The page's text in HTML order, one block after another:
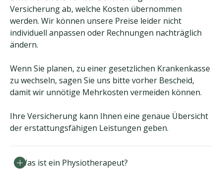
Versicherung ab, welche Kosten übernommen
werden. Wir können unsere Preise leider nicht
individuell anpassen oder Rechnungen nachträglich
ändern.
Wenn Sie planen, zu einer gesetzlichen Krankenkasse
zu wechseln, sagen Sie uns bitte vorher Bescheid,
damit wir unnötige Mehrkosten vermeiden können.
Ihre Versicherung kann Ihnen eine genaue Übersicht
der erstattungsfähigen Leistungen geben.
Was ist ein Physiotherapeut?